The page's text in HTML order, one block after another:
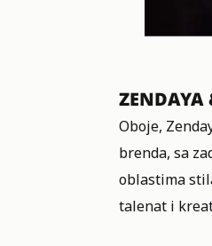
ZENDAYA
Oboje,
brenda, sa
oblastima
talenat i